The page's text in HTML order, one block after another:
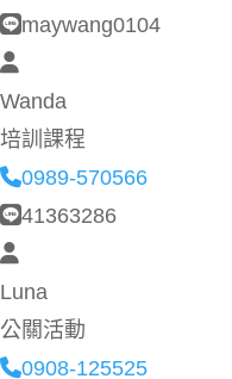
maywang0104
Wanda
培訓課程
0989-570566
41363286
Luna
公關活動
0908-125525